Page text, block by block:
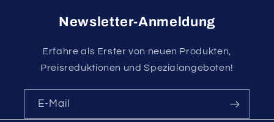
Newsletter-Anmeldung
Erfahre als Erster von neuen Produkten,
Preisreduktionen und Spezialangeboten!
E-Mail